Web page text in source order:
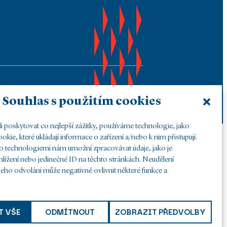
Souhlas s použitím cookies
poskytovat co nejlepší zážitky, používáme technologie, jako
které ukládají informace o zařízení a/nebo k nim přistupují.
technologiemi nám umožní zpracovávat údaje, jako je
nebo jedinečné ID na těchto stránkách. Neudělení
odvolání může negativně ovlivnit některé funkce a
VŠE ODMÍTNOUT ZOBRAZIT PŘEDVOLBY